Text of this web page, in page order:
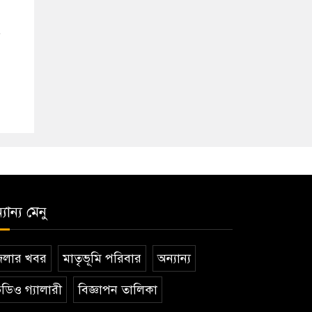
মেনু
খবর মাতৃভূমি পরিবার অন্যান্য
গ্যালারী বিজ্ঞাপন তালিকা